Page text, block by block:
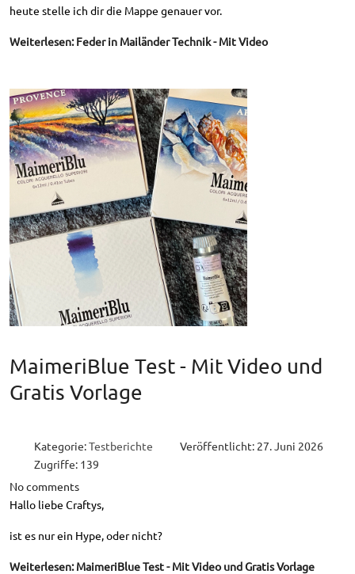
heute stelle ich dir die Mappe genauer vor.
Weiterlesen: Feder in Mailänder Technik - Mit Video
MaimeriBlue Test - Mit Video und
Gratis Vorlage
Kategorie:Testberichte
Veröffentlicht: 27. Juni 2026
Zugriffe: 139
No comments
Hallo liebe Craftys,
ist es nur ein Hype, oder nicht?
Weiterlesen: MaimeriBlue Test - Mit Video und Gratis Vorlage